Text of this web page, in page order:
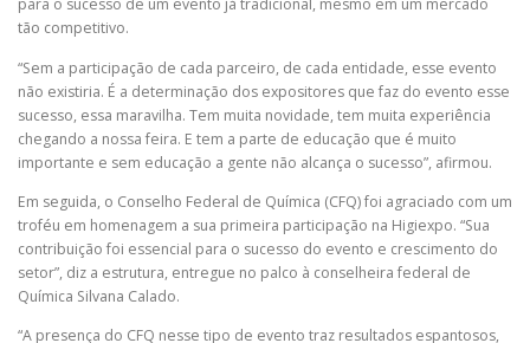
para o sucesso de um evento já tradicional, mesmo em um mercado
tão competitivo.
“Sem a participação de cada parceiro, de cada entidade, esse evento
não existiria. É a determinação dos expositores que faz do evento esse
sucesso, essa maravilha. Tem muita novidade, tem muita experiência
chegando a nossa feira. E tem a parte de educação que é muito
importante e sem educação a gente não alcança o sucesso”, afirmou.
Em seguida, o Conselho Federal de Química (CFQ) foi agraciado com um
troféu em homenagem a sua primeira participação na Higiexpo. “Sua
contribuição foi essencial para o sucesso do evento e crescimento do
setor”, diz a estrutura, entregue no palco à conselheira federal de
Química Silvana Calado.
“A presença do CFQ nesse tipo de evento traz resultados espantosos,